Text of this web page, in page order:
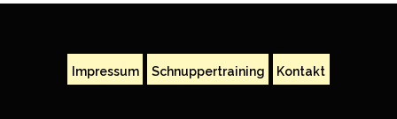
Impressum Schnuppertraining Kontakt